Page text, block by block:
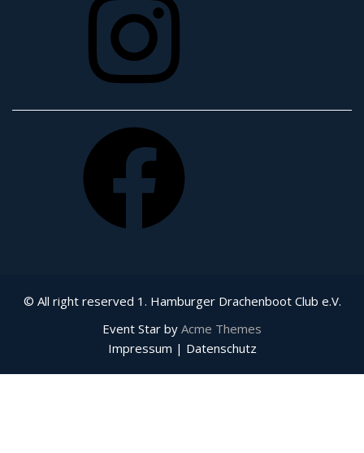
© All right reserved 1. Hamburger Drachenboot Club e.V.
Event Star by Acme Themes
Impressum | Datenschutz